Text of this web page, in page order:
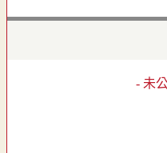
- 未